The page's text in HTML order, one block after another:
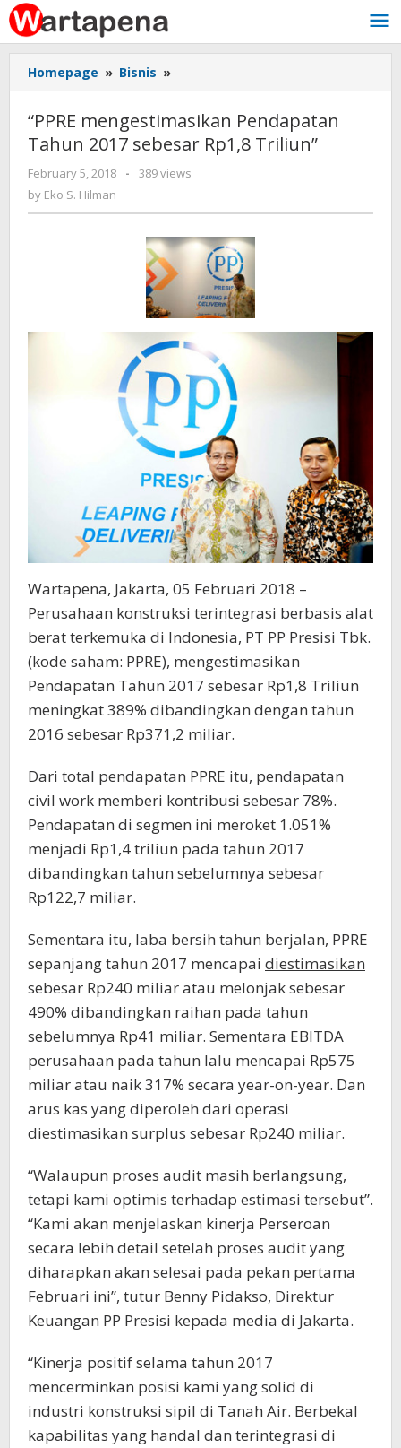
Skip
to
content
Homepage » Bisnis »
mengestimasikan
Pendapatan
Tahun
2017
“PPRE mengestimasikan Pendapatan
Tahun 2017 sebesar Rp1,8 Triliun”
February 5, 2018
by
-
389 views
by Eko S. Hilman
Wartapena, Jakarta, 05 Februari 2018 –
Perusahaan konstruksi terintegrasi berbasis alat
berat terkemuka di Indonesia, PT PP Presisi Tbk.
(kode saham: PPRE), mengestimasikan
Pendapatan Tahun 2017 sebesar Rp1,8 Triliun
meningkat 389% dibandingkan dengan tahun
2016 sebesar Rp371,2 miliar.
Dari total pendapatan PPRE itu, pendapatan
civil work memberi kontribusi sebesar 78%.
Pendapatan di segmen ini meroket 1.051%
menjadi Rp1,4 triliun pada tahun 2017
dibandingkan tahun sebelumnya sebesar
Rp122,7 miliar.
Sementara itu, laba bersih tahun berjalan, PPRE
sepanjang tahun 2017 mencapai diestimasikan
sebesar Rp240 miliar atau melonjak sebesar
490% dibandingkan raihan pada tahun
sebelumnya Rp41 miliar. Sementara EBITDA
perusahaan pada tahun lalu mencapai Rp575
miliar atau naik 317% secara year-on-year. Dan
arus kas yang diperoleh dari operasi
diestimasikan surplus sebesar Rp240 miliar.
“Walaupun proses audit masih berlangsung,
tetapi kami optimis terhadap estimasi tersebut”.
“Kami akan menjelaskan kinerja Perseroan
secara lebih detail setelah proses audit yang
diharapkan akan selesai pada pekan pertama
Februari ini”, tutur Benny Pidakso, Direktur
Keuangan PP Presisi kepada media di Jakarta.
“Kinerja positif selama tahun 2017
mencerminkan posisi kami yang solid di
industri konstruksi sipil di Tanah Air. Berbekal
kapabilitas yang handal dan terintegrasi di